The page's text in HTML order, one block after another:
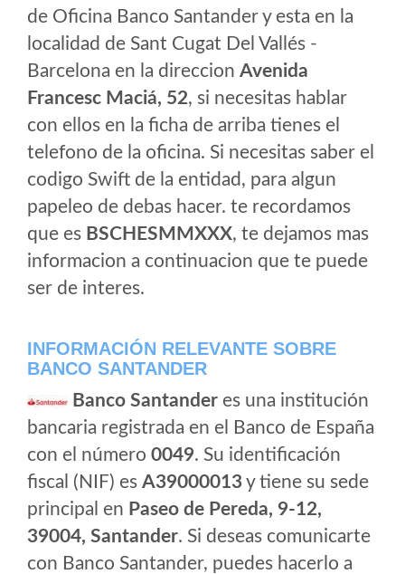
de Oficina Banco Santander y esta en la
localidad de Sant Cugat Del Vallés -
Barcelona en la direccion Avenida
Francesc Maciá, 52, si necesitas hablar
con ellos en la ficha de arriba tienes el
telefono de la oficina. Si necesitas saber el
codigo Swift de la entidad, para algun
papeleo de debas hacer. te recordamos
que es BSCHESMMXXX, te dejamos mas
informacion a continuacion que te puede
ser de interes.
INFORMACIÓN RELEVANTE SOBRE
BANCO SANTANDER
Banco Santander es una institución
bancaria registrada en el Banco de España
con el número 0049. Su identificación
fiscal (NIF) es A39000013y tiene su sede
principal en Paseo de Pereda, 9-12,
39004, Santander. Si deseas comunicarte
con Banco Santander, puedes hacerlo a